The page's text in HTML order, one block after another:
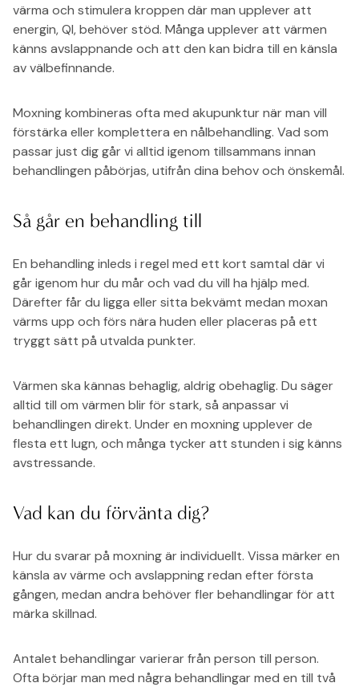
värma och stimulera kroppen där man upplever att
energin, QI, behöver stöd. Många upplever att värmen
känns avslappnande och att den kan bidra till en känsla
av välbefinnande.
Moxning kombineras ofta med akupunktur när man vill
förstärka eller komplettera en nålbehandling. Vad som
passar just dig går vi alltid igenom tillsammans innan
behandlingen påbörjas, utifrån dina behov och önskemål.
Så går en behandling till
En behandling inleds i regel med ett kort samtal där vi
går igenom hur du mår och vad du vill ha hjälp med.
Därefter får du ligga eller sitta bekvämt medan moxan
värms upp och förs nära huden eller placeras på ett
tryggt sätt på utvalda punkter.
Värmen ska kännas behaglig, aldrig obehaglig. Du säger
alltid till om värmen blir för stark, så anpassar vi
behandlingen direkt. Under en moxning upplever de
flesta ett lugn, och många tycker att stunden i sig känns
avstressande.
Vad kan du förvänta dig?
Hur du svarar på moxning är individuellt. Vissa märker en
känsla av värme och avslappning redan efter första
gången, medan andra behöver fler behandlingar för att
märka skillnad.
Antalet behandlingar varierar från person till person.
Ofta börjar man med några behandlingar med en till två